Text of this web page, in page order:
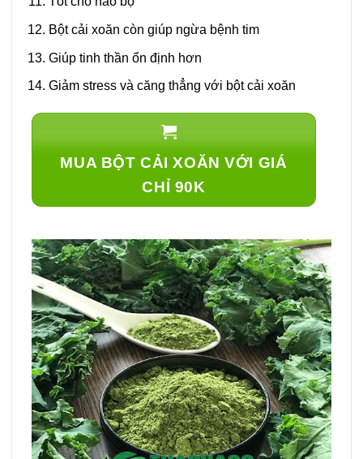
Bột cải xoăn còn giúp ngừa bệnh tim
Giúp tinh thần ổn định hơn
Giảm stress và căng thẳng với bột cải xoăn
MUA BỘT CẢI XOĂN VỚI GIÁ
CHỈ 90K